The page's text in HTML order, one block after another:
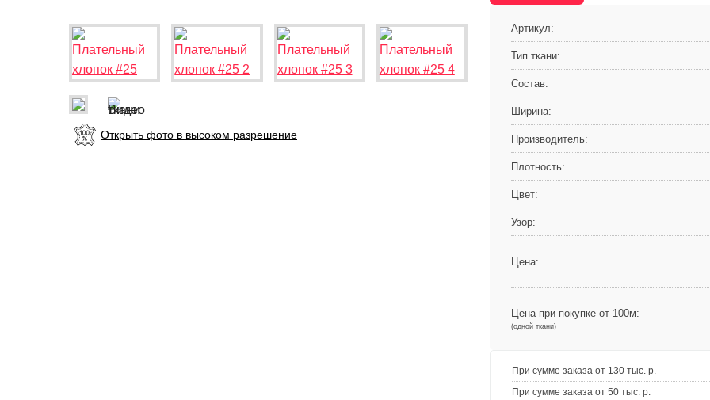
Открыть фото в высоком разрешение
Артикул:
Тип ткани:
Состав:
Ширина:
Производитель:
Плотность:
Цвет:
Узор:
Цена:
Цена при покупке от 100м:
(одной ткани)
При сумме заказа от 130 тыс. р.
При сумме заказа от 50 тыс. р.